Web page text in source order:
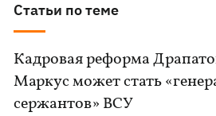
Статьи по теме
Кадровая реформа
Маркус может стать
сержантов» ВСУ